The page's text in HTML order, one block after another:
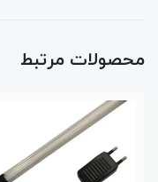
محصولات مرتبط